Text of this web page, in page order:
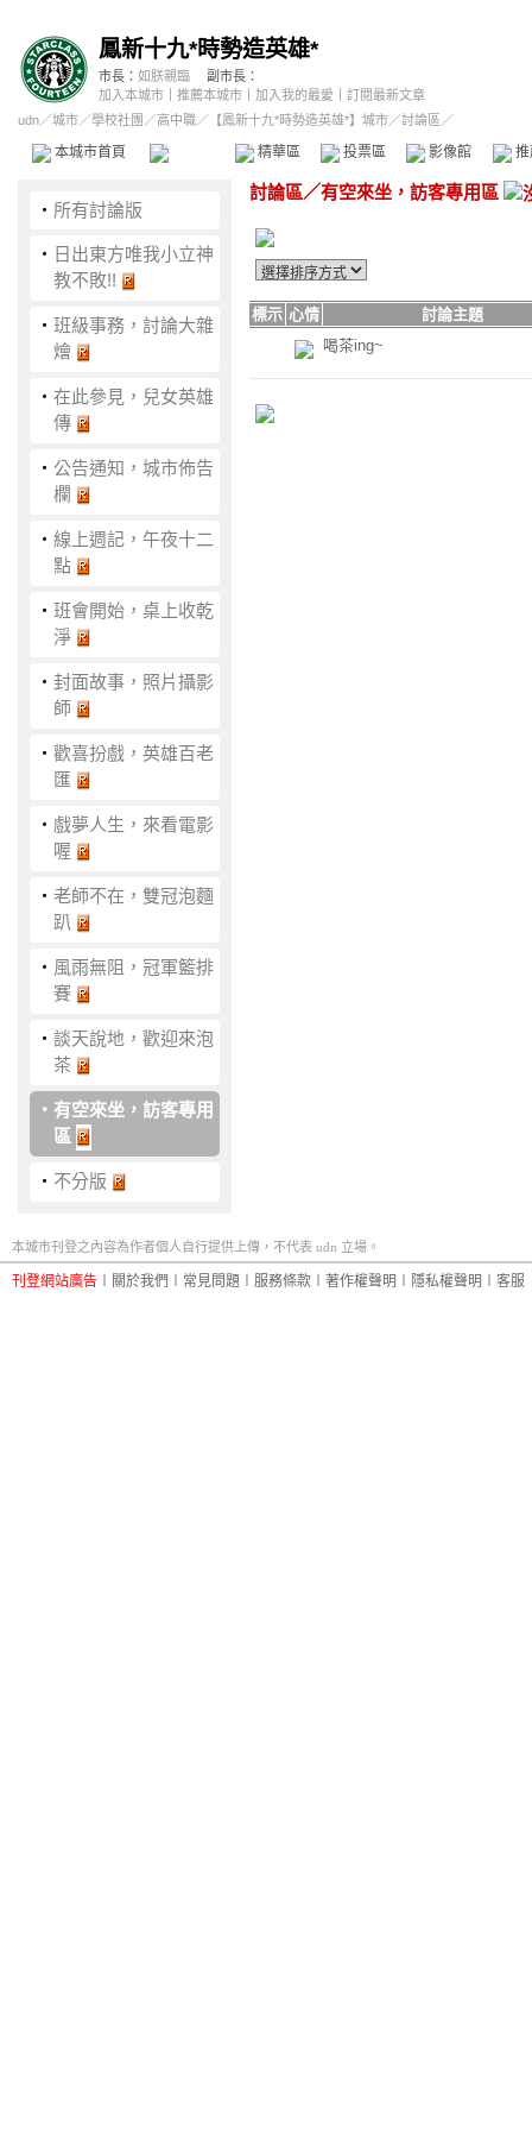
鳳新十九*時勢造英雄*
市長： 如朕親臨
副市長：
加入本城市
推薦本城市 加入我的最愛
訂閱最新文章
udn／城市／學校社團 ／高中職／ 【鳳新十九*時勢造英雄*】城市／討論區／
本城市首頁 精華區 投票區 影像館
‧ 所有討論版
‧ 日出東方唯我小立神
教不敗!!
‧ 班級事務，討論大雜
燴
‧ 在此參見，兒女英雄
傳
‧ 公告通知，城市佈告
欄
‧ 線上週記，午夜十二
點
‧ 班會開始，桌上收乾
淨
‧ 封面故事，照片攝影
師
‧ 歡喜扮戲，英雄百老
匯
‧ 戲夢人生，來看電影
喔
‧ 老師不在，雙冠泡麵
趴
‧ 風雨無阻，冠軍籃排
賽
‧ 談天說地，歡迎來泡
茶
‧ 有空來坐，訪客專用
區
‧ 不分版
討論區／有空來坐，訪客專用區
標示 心情
討論主題
喝茶ing~
本城市刊登之內容為作者個人自行提供上傳，不代表 udn 立場。
刊登網站廣告 關於我們 常見問題 服務條款 著作權聲明 隱私權聲明 客服